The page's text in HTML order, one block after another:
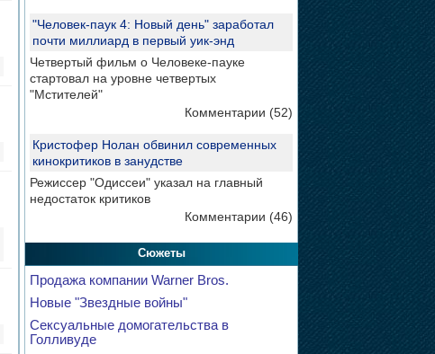
"Человек-паук 4: Новый день" заработал
почти миллиард в первый уик-энд
Четвертый фильм о Человеке-пауке
стартовал на уровне четвертых
"Мстителей"
Комментарии (52)
Кристофер Нолан обвинил современных
кинокритиков в занудстве
Режиссер "Одиссеи" указал на главный
недостаток критиков
Комментарии (46)
Сюжеты
Продажа компании Warner Bros.
Новые "Звездные войны"
Сексуальные домогательства в
Голливуде